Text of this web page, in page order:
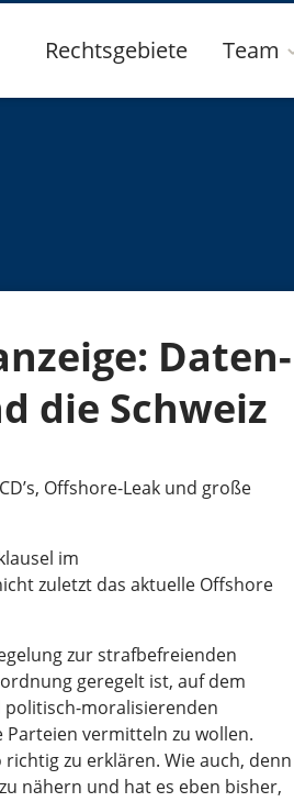
Rechtsgebiete Team
Daten-
die Schweiz
Offshore-Leak und große
im
zuletzt das aktuelle Offshore
zur strafbefreienden
geregelt ist, auf dem
politisch-moralisierenden
vermitteln zu wollen.
zu erklären. Wie auch, denn
nähern und hat es eben bisher,